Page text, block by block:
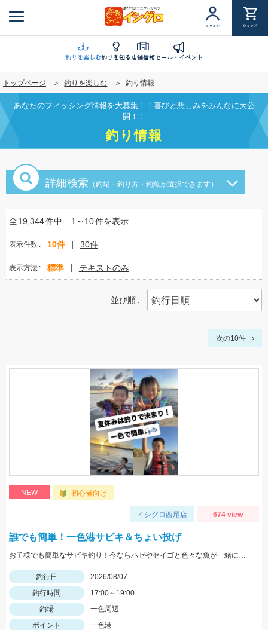
ン
に
移
動
ログイン ショップ
釣りを楽しむ釣りを知る店舗情報セール・イベント
トップページ 釣りを楽しむ 釣り情報
あなたのフィッシング情報を大募集！！喜びと悲しみをみんなに大公
開！！
釣り情報
詳細検索 （釣場・釣り方・釣魚が選択できます）
全19,344件中 1～10件を表示
表示件数 10件 30件
表示方法 標準 テキストのみ
並び順
次の10件
NEW 初心者向け
イシグロ西尾店 674 view
誰でも簡単！一色港サビキ＆ちょい投げ
お子様でも簡単なサビキ釣り！今ならハゼやセイゴと色々な魚が一緒に狙えて楽しいです！夏休みの自由研究にもオススメ！
釣行日
2026/08/07
釣行時間
17:00～19:00
釣場
一色周辺
ポイント
一色港